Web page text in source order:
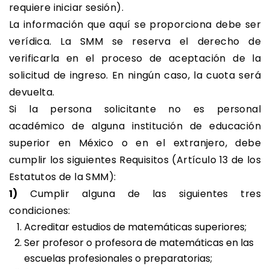
requiere iniciar sesión).
La información que aquí se proporciona debe ser
verídica. La SMM se reserva el derecho de
verificarla en el proceso de aceptación de la
solicitud de ingreso. En ningún caso, la cuota será
devuelta.
Si la persona solicitante no es personal
académico de alguna institución de educación
superior en México o en el extranjero, debe
cumplir los siguientes Requisitos (Artículo 13 de los
Estatutos de la SMM):
1) Cumplir alguna de las siguientes tres
condiciones:
Acreditar estudios de matemáticas superiores;
Ser profesor o profesora de matemáticas en las
escuelas profesionales o preparatorias;